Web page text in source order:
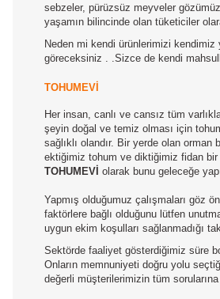
sebzeler, pürüzsüz meyveler
yaşamın bilincinde olan tüketiciler
Neden mi kendi ürünlerimizi
göreceksiniz . .Sizce de kendi
TOHUMEVİ
Her insan, canlı ve cansız tüm
şeyin doğal ve temiz olması için
sağlıklı olandır. Bir yerde olan
ektiğimiz tohum ve diktiğimiz fidan
TOHUMEVİ olarak bunu geleceğe
Yapmış olduğumuz çalışmaları göz
faktörlere bağlı olduğunu lütfen
uygun ekim koşulları sağlanmadığı
Sektörde faaliyet gösterdiğimiz süre
Onların memnuniyeti doğru yolu
değerli müşterilerimizin tüm